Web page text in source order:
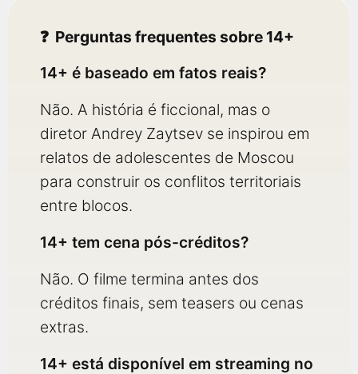
Perguntas frequentes sobre 14+
14+ é baseado em fatos reais?
Não. A história é ficcional, mas o
diretor Andrey Zaytsev se inspirou em
relatos de adolescentes de Moscou
para construir os conflitos territoriais
entre blocos.
14+ tem cena pós-créditos?
Não. O filme termina antes dos
créditos finais, sem teasers ou cenas
extras.
14+ está disponível em streaming no